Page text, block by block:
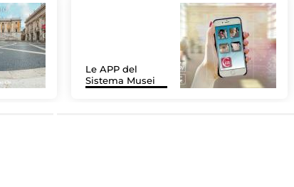
Le APP del
Sistema Musei